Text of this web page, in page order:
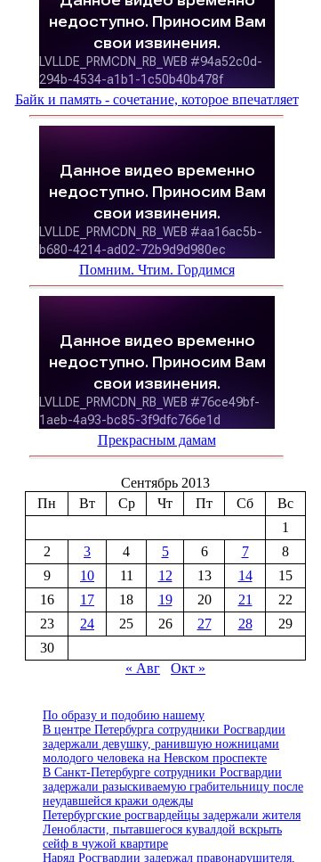
Байк и память - сочетание, которое впечатляет
Помним. Чтим. Гордимся
Прекрасным дамам
Сентябрь 2013
Пн
Вт Ср Чт Пт Сб
Вс
1
2
3 4 5 6 7
8
9
10 11 12 13 14
15
16
17 18 19 20 21
22
23
24 25 26 27 28
29
30
« Авг
Окт »
По образу и подобию нашему
В центре Петербурга сотрудники Росгвардии
задержали девушку, ранившую ножницами
молодого человека на Невском проспекте
В Санкт-Петербурге сотрудники Росгвардии
задержали разыскиваемую грабительницу после
неудавшейся кражи одежды
Петербургские росгвардейцы задержали жителя
Ленобласти, пытавшегося кувалдой вскрыть
сейф в чужой квартире
Наряд Росгвардии задержал правонарушителя,